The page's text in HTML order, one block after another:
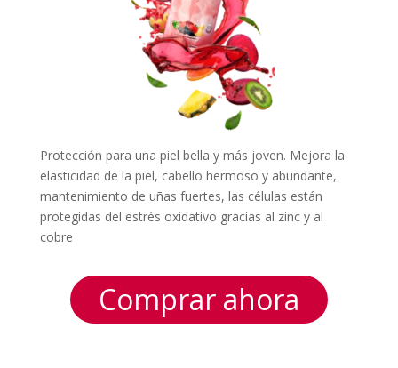
Protección para una piel bella y más joven. Mejora la
elasticidad de la piel, cabello hermoso y abundante,
mantenimiento de uñas fuertes, las células están
protegidas del estrés oxidativo gracias al zinc y al
cobre
Comprar ahora